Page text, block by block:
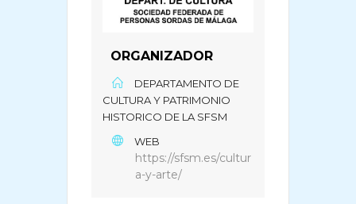
ORGANIZADOR
DEPARTAMENTO DE
CULTURA Y PATRIMONIO
HISTORICO DE LA SFSM
WEB
https://sfsm.es/cultur
a-y-arte/